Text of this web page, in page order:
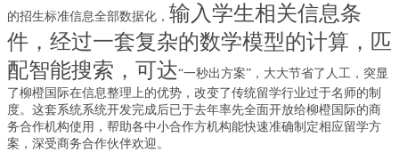
的招生标准信息全部数据化， 输入学生相关信息条
件，经过一套复杂的数学模型的计算，匹
配智能搜索，可达“一秒出方案”，大大节省了人工， 突显
了柳橙国际在信息整理上的优势，改变了传统留学行业过于名师的制
度。这套系统系统开发完成后已于去年率先全面开放给柳橙 国际的商
务合作机构使用 ，帮助各中小合作方机构能快速准确制定相应留学方
案 ， 深受商务合作伙伴欢迎 。